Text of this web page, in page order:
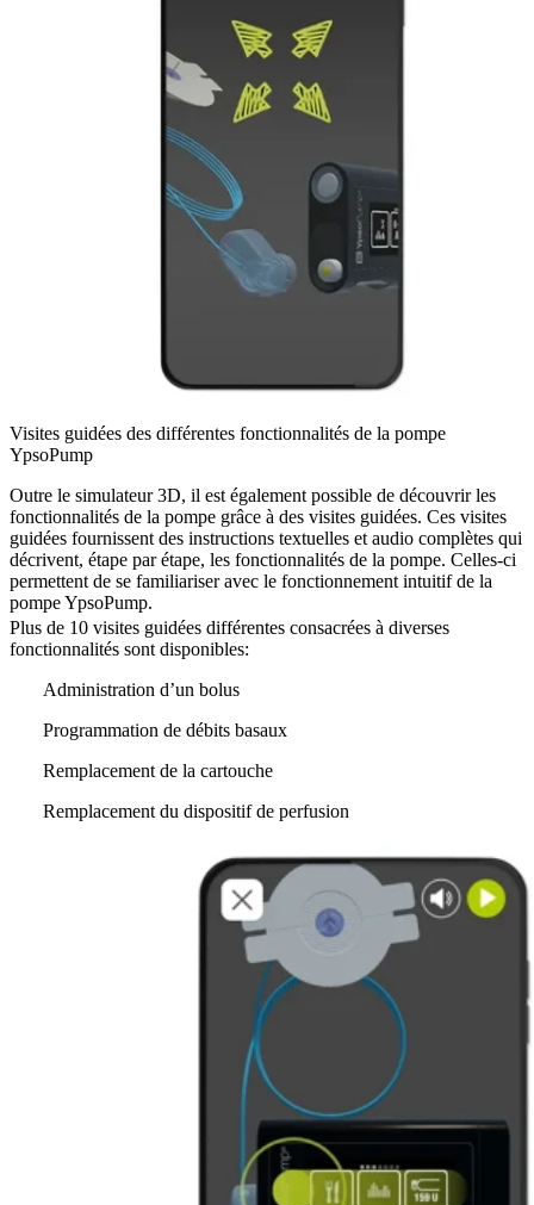
Visites guidées des différentes fonctionnalités de la pompe
YpsoPump
Outre le simulateur 3D, il est également possible de découvrir les
fonctionnalités de la pompe grâce à des visites guidées. Ces visites
guidées fournissent des instructions textuelles et audio complètes qui
décrivent, étape par étape, les fonctionnalités de la pompe. Celles-ci
permettent de se familiariser avec le fonctionnement intuitif de la
pompe YpsoPump.
Plus de 10 visites guidées différentes consacrées à diverses
fonctionnalités sont disponibles:
Administration d’un bolus
Programmation de débits basaux
Remplacement de la cartouche
Remplacement du dispositif de perfusion